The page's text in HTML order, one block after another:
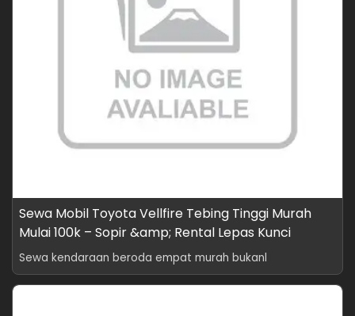
Sewa Mobil Toyota Vellfire Tebing Tinggi Murah
Mulai 100k – Sopir &amp; Rental Lepas Kunci
Sewa kendaraan beroda empat murah bukanl